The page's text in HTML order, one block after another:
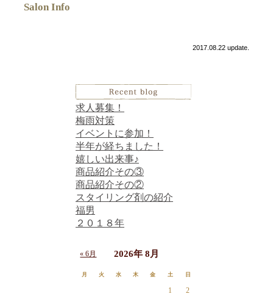
Salon Info
2017.08.22 update.
求人募集！
梅雨対策
イベントに参加！
半年が経ちました！
嬉しい出来事♪
商品紹介その③
商品紹介その②
スタイリング剤の紹介
福男
２０１８年
2026年 8月
月 火 水 木 金 土 日
« 6月
1
2